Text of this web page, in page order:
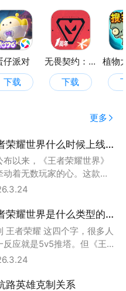
仔派对
下载
无畏契约：源能行动
下载
更多
王者荣耀世界什么时候上线 官宣正式上线！
布以来，《王者荣耀世界》
动着无数玩家的心。这款以
荣耀IP为背景的开放世界大
王者荣耀世界是什么类型的游戏
王者荣耀 这四个字，很多人
反应就是5v5推塔。但《王
耀世界》完全颠覆了这种认
路英雄克制关系